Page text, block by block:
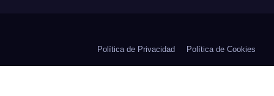
Política de Privacidad Política de Cookies